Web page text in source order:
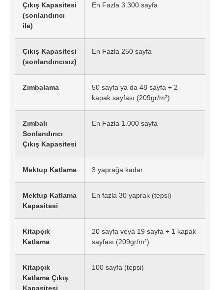
Çıkış Kapasitesi
(sonlandırıcı
ile)
En Fazla 3.300 sayfa
Çıkış Kapasitesi
(sonlandırıcısız)
En Fazla 250 sayfa
Zımbalama
50 sayfa ya da 48 sayfa + 2
kapak sayfası (209gr/m²)
Zımbalı
Sonlandırıcı
Çıkış Kapasitesi
En Fazla 1.000 sayfa
Mektup Katlama 3 yaprağa kadar
Mektup Katlama
Kapasitesi
En fazla 30 yaprak (tepsi)
Kitapçık
Katlama
20 sayfa veya 19 sayfa + 1 kapak
sayfası (209gr/m²)
Kitapçık
Katlama Çıkış
Kapasitesi
100 sayfa (tepsi)